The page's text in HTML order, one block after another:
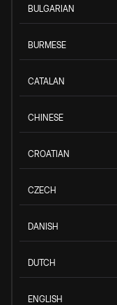
BULGARIAN
BURMESE
CATALAN
CHINESE
CROATIAN
CZECH
DANISH
DUTCH
ENGLISH